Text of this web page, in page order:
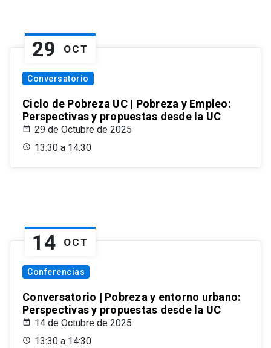
29 OCT
Conversatorio
Ciclo de Pobreza UC | Pobreza y Empleo:
Perspectivas y propuestas desde la UC
29 de Octubre de 2025
13:30 a 14:30
14 OCT
Conferencias
Conversatorio | Pobreza y entorno urbano:
Perspectivas y propuestas desde la UC
14 de Octubre de 2025
13:30 a 14:30